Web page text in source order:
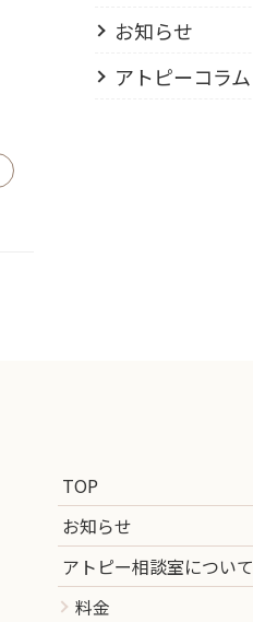
お知らせ
アトピーコラム
TOP
お知らせ
アトピー相談室について
料金